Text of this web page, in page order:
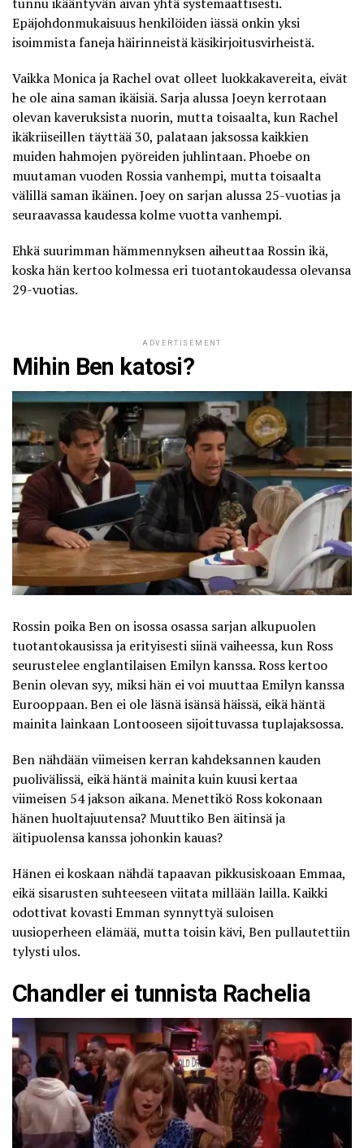
Epäjohdonmukaisuus henkilöiden iässä onkin yksi
isoimmista faneja häirinneistä käsikirjoitusvirheistä.
Vaikka Monica ja Rachel ovat olleet luokkakavereita, eivät
he ole aina saman ikäisiä. Sarja alussa Joeyn kerrotaan
olevan kaveruksista nuorin, mutta toisaalta, kun Rachel
ikäkriiseillen täyttää 30, palataan jaksossa kaikkien
muiden hahmojen pyöreiden juhlintaan. Phoebe on
muutaman vuoden Rossia vanhempi, mutta toisaalta
välillä saman ikäinen. Joey on sarjan alussa 25-vuotias ja
seuraavassa kaudessa kolme vuotta vanhempi.
Ehkä suurimman hämmennyksen aiheuttaa Rossin ikä,
koska hän kertoo kolmessa eri tuotantokaudessa olevansa
29-vuotias.
ADVERTISEMENT
Mihin Ben katosi?
Rossin poika Ben on isossa osassa sarjan alkupuolen
tuotantokausissa ja erityisesti siinä vaiheessa, kun Ross
seurustelee englantilaisen Emilyn kanssa. Ross kertoo
Benin olevan syy, miksi hän ei voi muuttaa Emilyn kanssa
Eurooppaan. Ben ei ole läsnä isänsä häissä, eikä häntä
mainita lainkaan Lontooseen sijoittuvassa tuplajaksossa.
Ben nähdään viimeisen kerran kahdeksannen kauden
puolivälissä, eikä häntä mainita kuin kuusi kertaa
viimeisen 54 jakson aikana. Menettikö Ross kokonaan
hänen huoltajuutensa? Muuttiko Ben äitinsä ja
äitipuolensa kanssa johonkin kauas?
Hänen ei koskaan nähdä tapaavan pikkusiskoaan Emmaa,
eikä sisarusten suhteeseen viitata millään lailla. Kaikki
odottivat kovasti Emman synnyttyä suloisen
uusioperheen elämää, mutta toisin kävi, Ben pullautettiin
tylysti ulos.
Chandler ei tunnista Rachelia